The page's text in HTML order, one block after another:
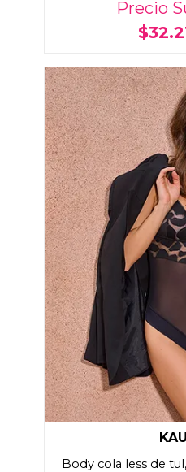
Precio
Body cola less de